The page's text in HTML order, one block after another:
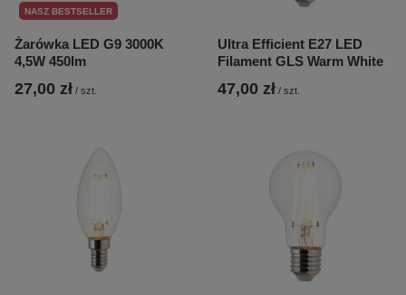
NASZ BESTSELLER
Żarówka LED G9 3000K
4,5W 450lm
27,00 zł / szt.
Ultra Efficient E27 LED
Filament GLS Warm White
47,00 zł / szt.